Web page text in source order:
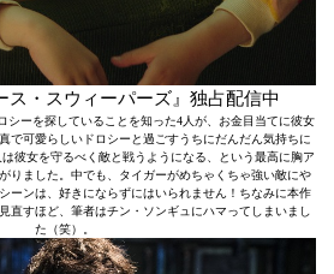
ス・スウィーパーズ』独占配信中
シーを探していることを知った4人が、お金目当てに彼女
で可愛らしいドロシーと過ごすうちにだんだん気持ちに
彼女を守るべく敵と戦うようになる、という最高に胸ア
りました。中でも、タイガーがめちゃくちゃ強い敵にや
ーンは、好きにならずにはいられません！ちなみに本作
直すほど、筆者はチン・ソンギュにハマってしまいまし
た（笑）。